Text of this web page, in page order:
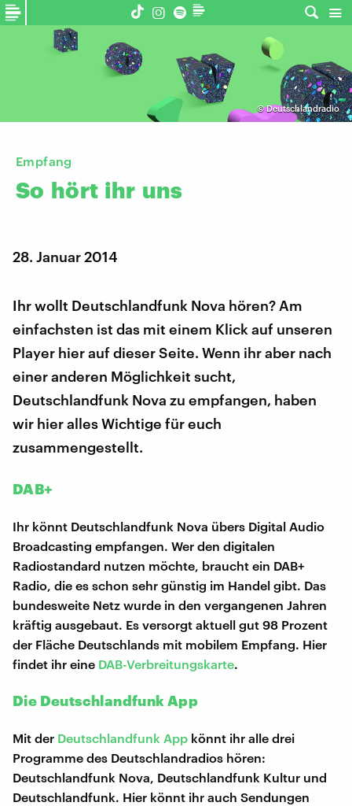
©Deutschlandradio
Empfang
So hört ihr uns
28. Januar 2014
Ihr wollt Deutschlandfunk Nova hören? Am
einfachsten ist das mit einem Klick auf unseren
Player hier auf dieser Seite. Wenn ihr aber nach
einer anderen Möglichkeit sucht,
Deutschlandfunk Nova zu empfangen, haben
wir hier alles Wichtige für euch
zusammengestellt.
DAB+
Ihr könnt Deutschlandfunk Nova übers Digital Audio
Broadcasting empfangen. Wer den digitalen
Radiostandard nutzen möchte, braucht ein DAB+
Radio, die es schon sehr günstig im Handel gibt. Das
bundesweite Netz wurde in den vergangenen Jahren
kräftig ausgebaut. Es versorgt aktuell gut 98 Prozent
der Fläche Deutschlands mit mobilem Empfang. Hier
findet ihr eine DAB-Verbreitungskarte.
Die Deutschlandfunk App
Mit der Deutschlandfunk App könnt ihr alle drei
Programme des Deutschlandradios hören:
Deutschlandfunk Nova, Deutschlandfunk Kultur und
Deutschlandfunk. Hier könnt ihr auch Sendungen